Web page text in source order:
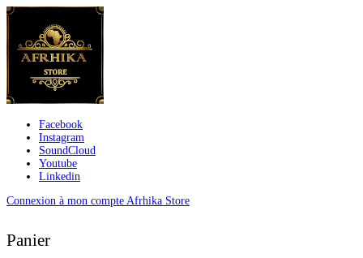
Facebook
Instagram
SoundCloud
Youtube
Linkedin
Connexion à mon compte Afrhika Store
Panier